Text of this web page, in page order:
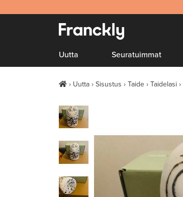
Uutta Seuratuimmat
Uutta Sisustus Taide Taidelasi